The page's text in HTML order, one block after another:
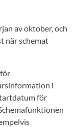
av oktober, och
när schemat
i
för